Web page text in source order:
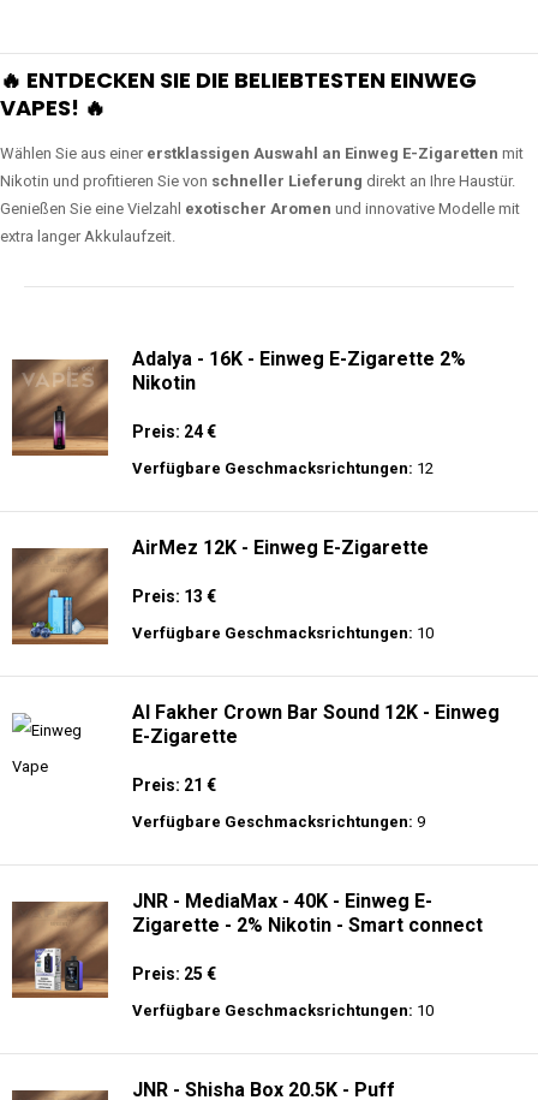
🔥 ENTDECKEN SIE DIE BELIEBTESTEN EINWEG
VAPES! 🔥
Wählen Sie aus einer erstklassigen Auswahl an Einweg E-Zigaretten mit
Nikotin und profitieren Sie von schneller Lieferung direkt an Ihre Haustür.
Genießen Sie eine Vielzahl exotischer Aromen und innovative Modelle mit
extra langer Akkulaufzeit.
Adalya - 16K - Einweg E-Zigarette 2%
Nikotin
Preis: 24 €
Verfügbare Geschmacksrichtungen: 12
AirMez 12K - Einweg E-Zigarette
Preis: 13 €
Verfügbare Geschmacksrichtungen: 10
Al Fakher Crown Bar Sound 12K - Einweg
E-Zigarette
Preis: 21 €
Verfügbare Geschmacksrichtungen: 9
JNR - MediaMax - 40K - Einweg E-
Zigarette - 2% Nikotin - Smart connect
Preis: 25 €
Verfügbare Geschmacksrichtungen: 10
JNR - Shisha Box 20.5K - Puff